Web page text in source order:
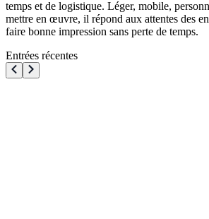
temps et de logistique. Léger, mobile,
mettre en œuvre, il répond aux attentes des
faire bonne impression sans perte de temps.
Entrées récentes